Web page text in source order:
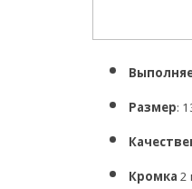
Размер:
Кромка 2